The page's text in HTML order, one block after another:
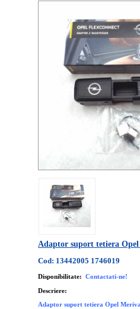
Adaptor suport tetiera
Cod: 13442005 1746019
Disponibilitate: Contactati-ne!
Descriere:
Adaptor suport tetiera Opel